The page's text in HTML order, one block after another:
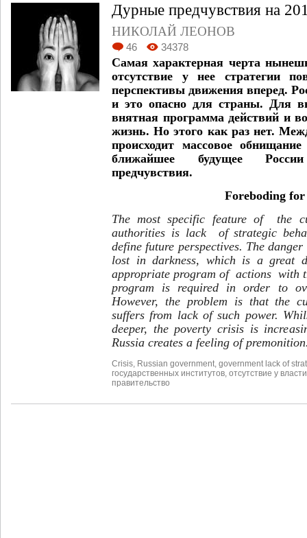
Дурные предчувствия на
НИКОЛАЙ ЛЕОНОВ
46 34378
Самая характерная черта
отсутствие у нее стратегии
перспективы движения вперед.
и это опасно для страны. Для
внятная программа действий и
жизнь. Но этого как раз нет.
происходит массовое
ближайшее будущее
предчувствия.
Foreboding for
The most specific feature of the
authorities is lack of strategic
define future perspectives. The
lost in darkness, which is a great
appropriate program of actions with
program is required in order to
However, the problem is that the
suffers from lack of such power.
deeper, the poverty crisis is
Russia creates a feeling of
Crisis Russian government government lack of
государственных институтов отсутствие у
правительство